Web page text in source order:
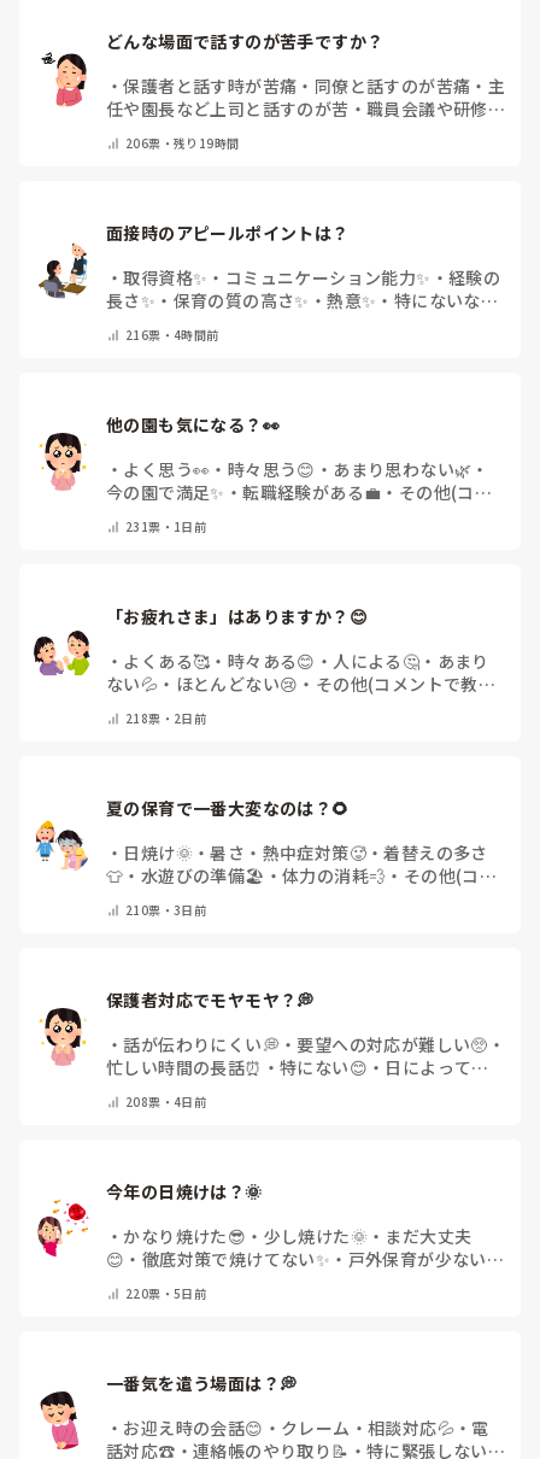
どんな場面で話すのが苦手ですか？
・保護者と話す時が苦痛 ・ 同僚と話すのが苦痛 ・ 主
任や園長など上司と話すのが苦 ・ 職員会議や研修場
面で話すのが苦 ・
他(コメントで教えてください)
206票・残り19時間
面接時のアピールポイントは？
・取得資格✨ ・ コミュニケーション能力✨ ・ 経験の
長さ✨ ・ 保育の質の高さ✨ ・熱意✨ ・ 特にないな・
その他(コメントで教えて下さい)
216票・4時間前
他の園も気になる？👀
・ よく思う👀 ・ 時々思う😊 ・ あまり思わない🌿 ・
今の園で満足✨ ・転職経験がある💼 ・ その他(コメ
ントで教えてください)
231票・ 1日前
「お疲れさま」はありますか？😊
・ よくある🥰 ・ 時々ある😊 ・ 人による🤔 ・ あまり
ない💦 ・ ほとんどない😢 ・ その他(コメントで教え
てください)
218票・ 2日前
夏の保育で一番大変なのは？🌻
・ 日焼け🌞 ・暑さ・熱中症対策🥵・着替えの多さ
👕 ・ 水遊びの準備🏖️ ・ 体力の消耗💨 ・ その他(コメ
ントで教えてください)
210票・3日前
保護者対応でモヤモヤ？💭
・話が伝わりにくい💭 ・ 要望への対応が難しい🥺 ・
忙しい時間の長話⏰ ・ 特にない😊 ・ 日によって違
う🌿
その他(コメントで教えてください)
208票・4日前
今年の日焼けは？🌞
・ かなり焼けた😎 ・ 少し焼けた🌞 ・ まだ大丈夫
😊 ・ 徹底対策で焼けてない✨ ・ 戸外保育が少ない
🌿
その他(コメントで教えてください)
220票・5日前
一番気を遣う場面は？💭
・ お迎え時の会話😊 ・ クレーム・相談対応💦 ・ 電
話対応☎️ ・ 連絡帳のやり取り📝 ・ 特に緊張しない